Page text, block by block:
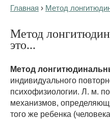
Главная › Метод
Метод
это...
Метод
индивидуального
психофизиологии. Л. м.
механизмов,
того же ребенка